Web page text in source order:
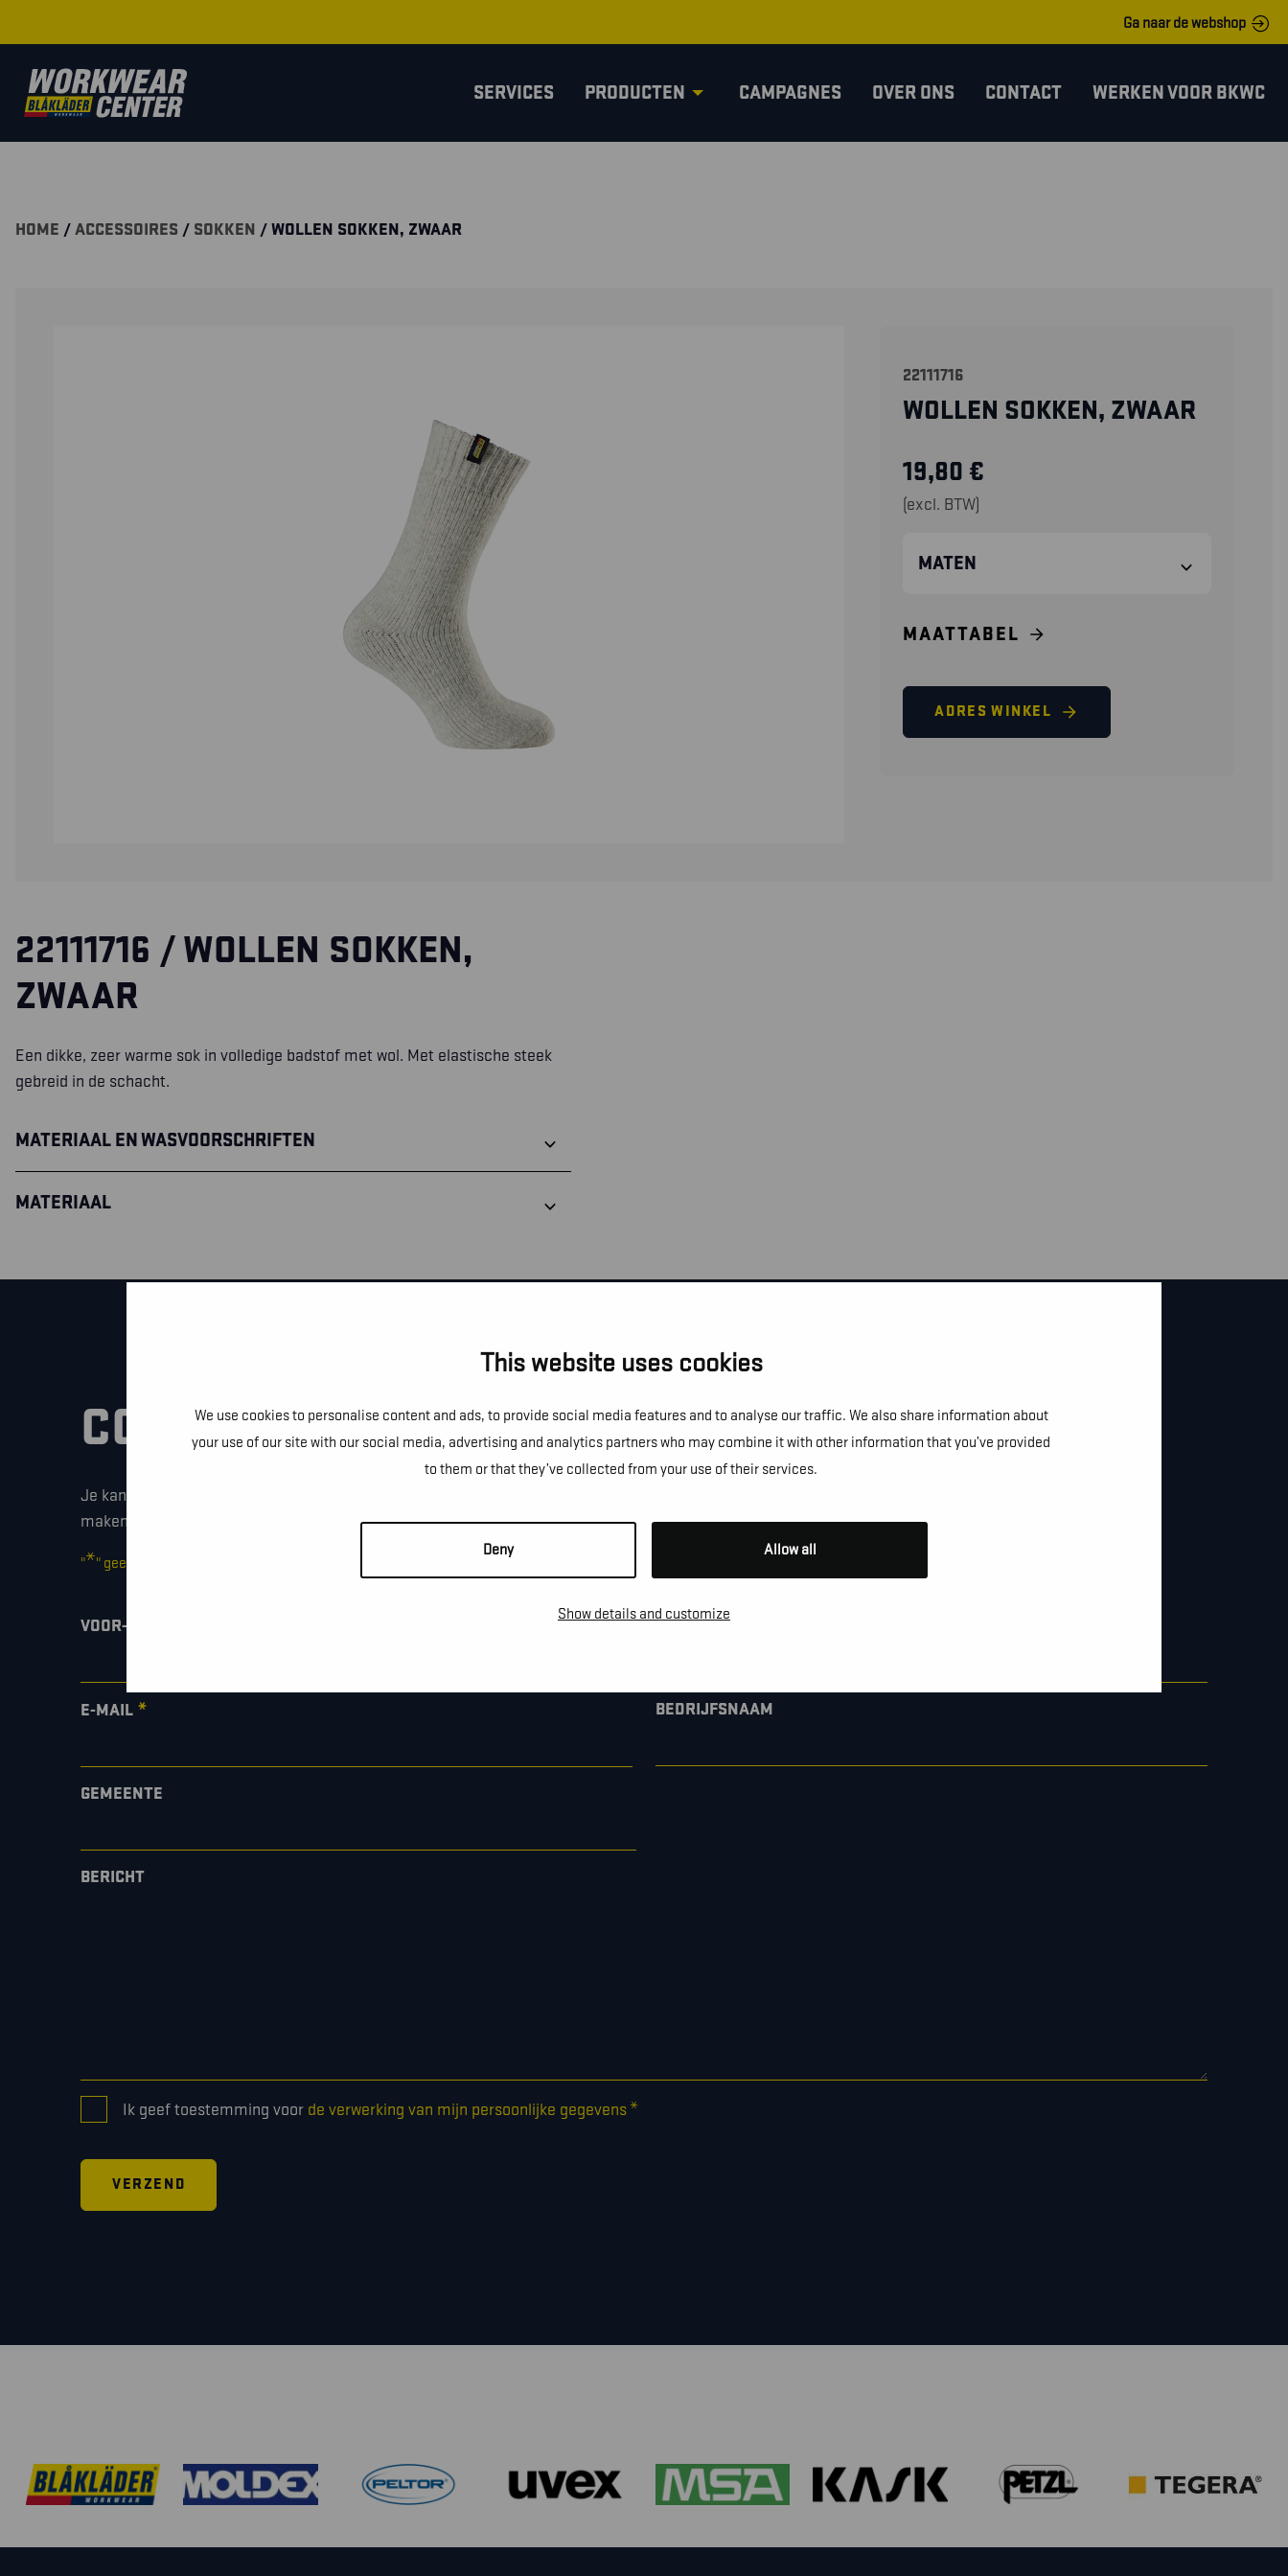
This website uses cookies
We use cookies to personalise content and ads, to provide social media features and to analyse our traffic. We also share information about
your use of our site with our social media, advertising and analytics partners who may combine it with other information that you’ve provided
to them or that they’ve collected from your use of their services.
Deny Allow all
Show details and customize
Ga naar de webshop
SERVICES PRODUCTEN CAMPAGNES OVER ONS CONTACT WERKEN VOOR BKWC
HOME /ACCESSOIRES / SOKKEN / WOLLEN SOKKEN, ZWAAR
22111716
WOLLEN SOKKEN, ZWAAR
19,80 €
(excl. BTW)
MATEN
MAATTABEL
ADRES WINKEL
22111716 / WOLLEN SOKKEN,
ZWAAR
Een dikke, zeer warme sok in volledige badstof met wol. Met elastische steek
gebreid in de schacht.
MATERIAAL EN WASVOORSCHRIFTEN
MATERIAAL
CONTACTEER ONS!
Je kan dit formulier gebruiken om meer informatie te vragen, een afspraak te
maken of gewoon om even hallo te zeggen.
"*" geeft vereiste velden aan
VOOR- EN ACHTERNAAM TELEFOON / MOBIEL
E-MAIL * BEDRIJFSNAAM
GEMEENTE
BERICHT
CONSENT
*
Ik geef toestemming voor de verwerking van mijn persoonlijke gegevens*